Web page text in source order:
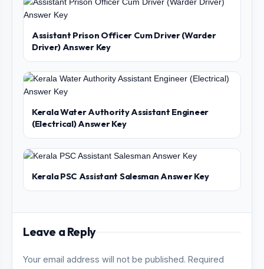
Assistant Prison Officer Cum Driver (Warder
Driver) Answer Key
Kerala Water Authority Assistant Engineer
(Electrical) Answer Key
Kerala PSC Assistant Salesman Answer Key
Leave a Reply
Your email address will not be published. Required